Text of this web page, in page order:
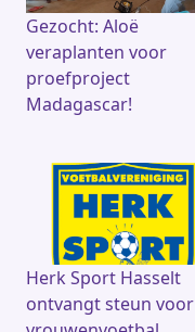
Gezocht: Aloë
veraplanten voor
proefproject
Madagascar!
Herk Sport Hasselt
ontvangt steun voor